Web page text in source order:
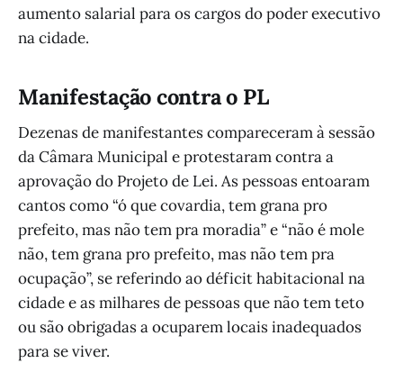
aumento salarial para os cargos do poder executivo
na cidade.
Manifestação contra o PL
Dezenas de manifestantes compareceram à sessão
da Câmara Municipal e protestaram contra a
aprovação do Projeto de Lei. As pessoas entoaram
cantos como “ó que covardia, tem grana pro
prefeito, mas não tem pra moradia” e “não é mole
não, tem grana pro prefeito, mas não tem pra
ocupação”, se referindo ao déficit habitacional na
cidade e as milhares de pessoas que não tem teto
ou são obrigadas a ocuparem locais inadequados
para se viver.